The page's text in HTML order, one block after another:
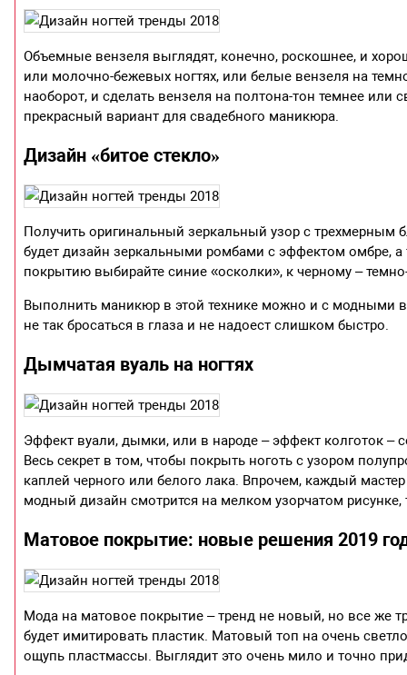
Объемные вензеля выглядят, конечно, роскошнее, и
или молочно-бежевых ногтях, или белые вензеля на
наоборот, и сделать вензеля на полтона-тон темнее или
прекрасный вариант для свадебного маникюра.
Дизайн «битое стекло»
Получить оригинальный зеркальный узор с трехмерным
будет дизайн зеркальными ромбами с эффектом омбре,
покрытию выбирайте синие «осколки», к черному –
Выполнить маникюр в этой технике можно и с модными
не так бросаться в глаза и не надоест слишком быстро.
Дымчатая вуаль на ногтях
Эффект вуали, дымки, или в народе – эффект колготок –
Весь секрет в том, чтобы покрыть ноготь с узором
каплей черного или белого лака. Впрочем, каждый
модный дизайн смотрится на мелком узорчатом рисунке,
Матовое покрытие: новые решения 2019
Мода на матовое покрытие – тренд не новый, но все же
будет имитировать пластик. Матовый топ на очень
ощупь пластмассы. Выглядит это очень мило и точно